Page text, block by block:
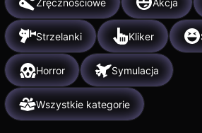
Strzelanki Kliker
Horror Symulacja
Wszystkie kategorie